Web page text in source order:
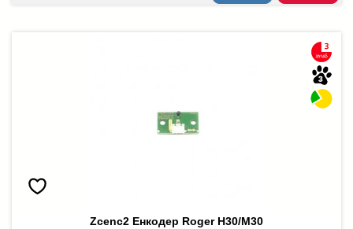
Zcenc2 Енкодер Roger H30/M30